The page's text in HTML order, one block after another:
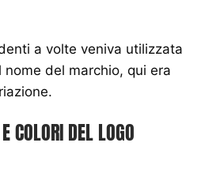
a volte veniva utilizzata
nome del marchio, qui era
COLORI DEL LOGO